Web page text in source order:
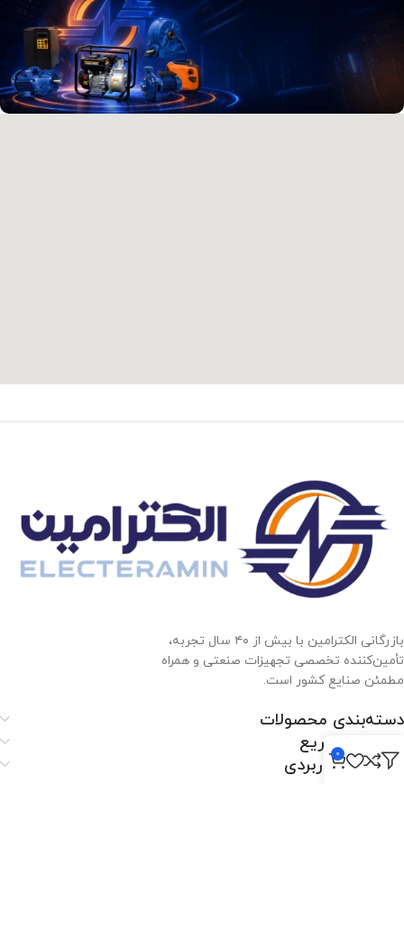
بازرگانی الکترامین با بیش از ۴۰ سال تجربه،
تأمین‌کننده تخصصی تجهیزات صنعتی و همراه
مطمئن صنایع کشور است.
دسته‌بندی محصولات
دسترسی سریع
لینک‌های کاربردی
0